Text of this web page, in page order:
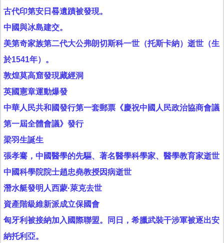
古代印第安日晷遺蹟被發現。
中國與冰島建交。
美第奇家族第二代大公弗朗切斯科一世（托斯卡納）逝世（生
於1541年）。
敦煌莫高窟發現藏經洞
英國憲章運動爆發
中華人民共和國發行第一套郵票《慶祝中國人民政治協商會議
第一屆全體會議》發行
梁羽生誕生
張孝騫，中國醫學的先驅、著名醫學科學家、醫學教育家逝世
中國科學院院士趙忠堯教授因病逝世
潛水艇發明人西蒙·萊克去世
資產階級維新派成立保國會
匈牙利被接納加入國際聯盟。同日，希臘武裝干涉軍被逐出安
納托利亞。